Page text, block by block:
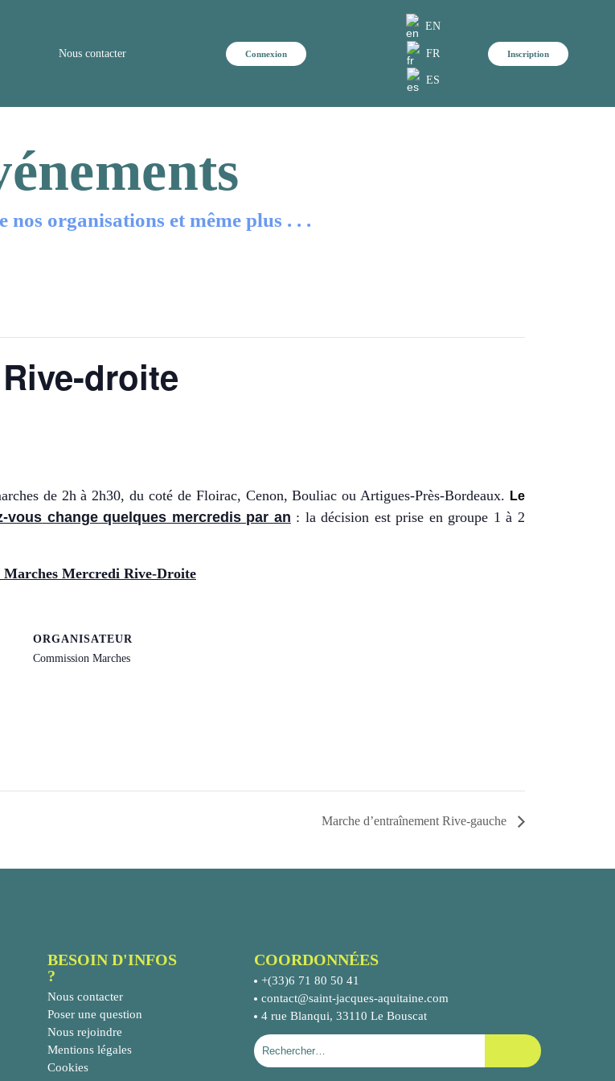
Nous contacter Connexion
EN
FR
ES
Inscription
organisations et même plus . . .
droite
de 2hà 2h30, du coté de Floirac, Cenon, Bouliac ou Artigues-Près-Bordeaux. Le
vous change quelques mercredis par an : la décision est prise en groupe 1 à 2
Marches Mercredi Rive-Droite
ORGANISATEUR
Commission Marches
Marche d’entraînement Rive-gauche
BESOIN D'INFOS
?
Nous contacter
Poser une question
Nous rejoindre
Mentions légales
Cookies
COORDONNÉES
+(33)6 71 80 50 41
contact@saint-jacques-aquitaine.com
4 rue Blanqui, 33110 Le Bouscat